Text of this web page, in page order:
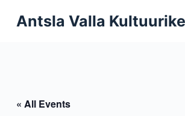
k
c
Antsla Valla
« All Events